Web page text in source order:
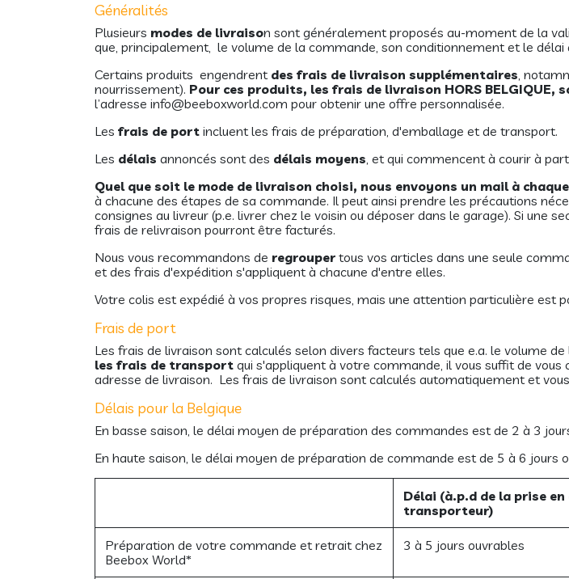
Généralités
Plusieurs modes de livraison sont généralement proposés au-moment de la
que, principalement, le volume de la commande, son conditionnement et le délai
Certains produits engendrent des frais de livraison supplémentaires,
nourrissement). Pour ces produits, les frais de livraison HORS BELGIQUE,
l’adresse info@beeboxworld.com pour obtenir une offre personnalisée.
Les frais de port incluent les frais de préparation, d'emballage et de transport.
Les délais annoncés sont des délais moyens, et qui commencent à courir à
Quel que soit le mode de livraison choisi, nous envoyons un mail à
à chacune des étapes de sa commande. Il peut ainsi prendre les précautions
consignes au livreur (p.e. livrer chez le voisin ou déposer dans le garage). Si une
frais de relivraison pourront être facturés.
Nous vous recommandons de regrouper tous vos articles dans une seule
et des frais d'expédition s'appliquent à chacune d'entre elles.
Votre colis est expédié à vos propres risques, mais une attention particulière est
Frais de port
Les frais de livraison sont calculés selon divers facteurs tels que e.a. le volume
les frais de transport qui s'appliquent à votre commande, il vous suffit de
adresse de livraison. Les frais de livraison sont calculés automatiquement et
Délais pour la Belgique
En basse saison, le délai moyen de préparation des commandes est de 2 à 3
En haute saison, le délai moyen de préparation de commande est de 5 à 6 jours
Délai (à.p.d de la prise
transporteur)
Préparation de votre commande et retrait chez
Beebox World*
3 à 5 jours ouvrables